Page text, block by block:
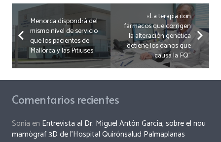
Menorca dispondrá del
mismo nivel de servicio
que los pacientes de
Mallorca y las Pitiuses
«La terapia con
fármacos que corrigen
la alteración genética
detiene los daños que
causa la FQ”
Comentarios recientes
Sonia en Entrevista al Dr. Miguel Antón García, sobre el nou
mamògraf 3D de l’Hospital Quirónsalud Palmaplanas